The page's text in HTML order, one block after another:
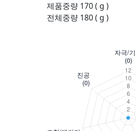
제품중량 170 ( g )
전체중량 180 ( g )